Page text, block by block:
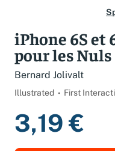
iPhone 6S et
pour les Nuls
Bernard Jolivalt
Illustrated First
3,19 €